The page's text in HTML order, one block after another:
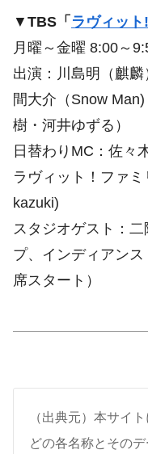
▼ TBS「 ラヴィット!
月曜～金曜 8:00～
出演：川島明（麒
間大介（Snow
樹・‎河井ゆずる）
日替わりMC：佐々
ラヴィット！ファミ
kazuki)
スタジオゲスト：
プ、インディアン
席スタート）
（出典元）本サイ
どの各名称とその